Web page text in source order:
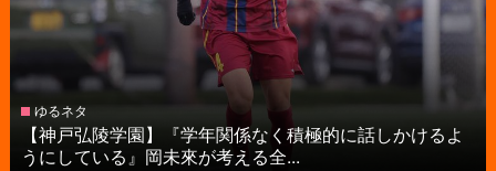
ゆるネタ
【神戸弘陵学園】『学年関係なく積極的に話しかけるよ
うにしている』岡未來が考える全...